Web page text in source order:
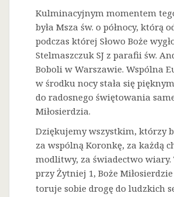
Kulminacyjnym momentem
była Msza św. o północy, którą
podczas której Słowo Boże
Stelmaszczuk SJ z parafii św.
Boboli w Warszawie. Wspólna
w środku nocy stała się
do radosnego świętowania
Miłosierdzia.
Dziękujemy wszystkim, którzy
za wspólną Koronkę, za każdą
modlitwy, za świadectwo wiary.
przy Żytniej 1, Boże
toruje sobie drogę do ludzkich